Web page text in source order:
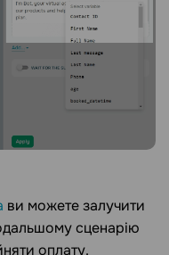
ви можете залучити
сценарію
оплату.